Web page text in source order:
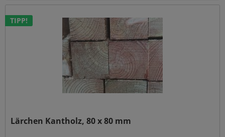
TIPP!
Lärchen Kantholz, 80 x 80 mm